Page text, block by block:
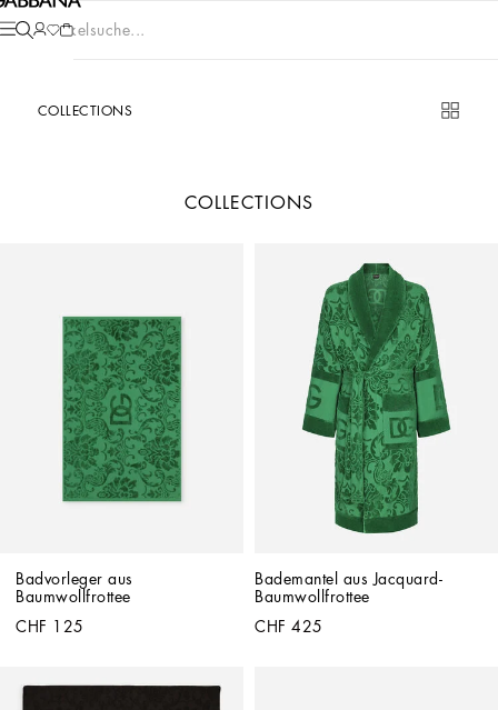
Artikelsuche...
COLLECTIONS
COLLECTIONS
Badvorleger aus
Baumwollfrottee
CHF 125
Bademantel aus Jacquard-
Baumwollfrottee
CHF 425